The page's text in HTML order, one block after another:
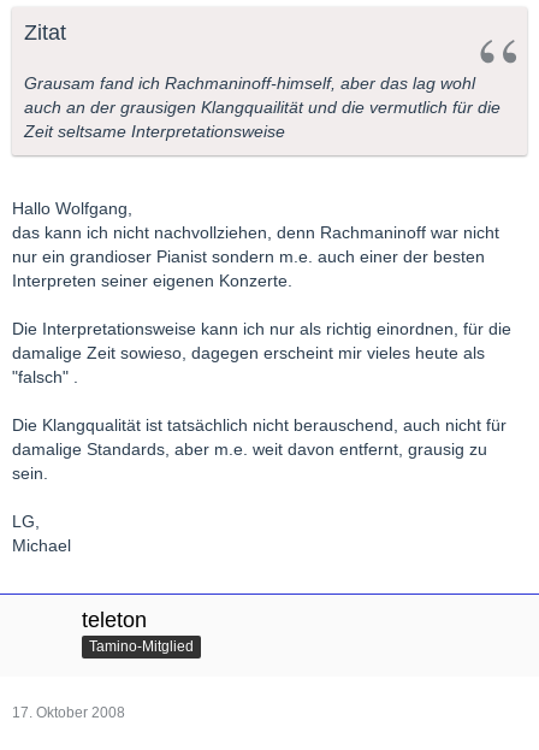
Zitat
Grausam fand ich Rachmaninoff-himself, aber das lag wohl
auch an der grausigen Klangquailität und die vermutlich für die
Zeit seltsame Interpretationsweise
Hallo Wolfgang,
das kann ich nicht nachvollziehen, denn Rachmaninoff war nicht
nur ein grandioser Pianist sondern m.e. auch einer der besten
Interpreten seiner eigenen Konzerte.
Die Interpretationsweise kann ich nur als richtig einordnen, für die
damalige Zeit sowieso, dagegen erscheint mir vieles heute als
"falsch" .
Die Klangqualität ist tatsächlich nicht berauschend, auch nicht für
damalige Standards, aber m.e. weit davon entfernt, grausig zu
sein.
LG,
Michael
teleton
Tamino-Mitglied
17. Oktober 2008